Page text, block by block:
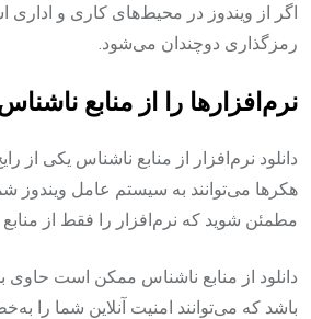
اگر از ویندوز در محیط‌های کاری و اداری
رمزگذاری دوچندان می‌شود.
نرم‌افزارها را از منابع
دانلود نرم‌افزار از منابع ناشناس یکی از
هکرها می‌توانند به سیستم عامل ویندوز
مطمئن شوید که نرم‌افزار را فقط از منابع
دانلود از منابع ناشناس ممکن است حاوی
باشد که می‌توانند امنیت آنلاین شما را